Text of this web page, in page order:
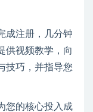
成注册，几分钟
供视频教学，向
技巧，并指导您
您的核心投入成